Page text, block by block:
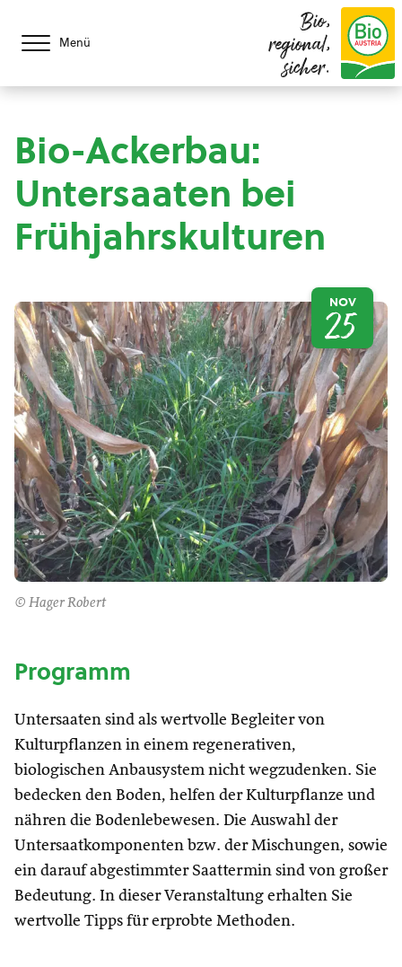
Menü
Bio,
regional,
sicher.
Bio-Ackerbau:
Untersaaten bei
Frühjahrskulturen
© Hager Robert
NOV
25
Programm
Untersaaten sind als wertvolle Begleiter von
Kulturpflanzen in einem regenerativen,
biologischen Anbausystem nicht wegzudenken. Sie
bedecken den Boden, helfen der Kulturpflanze und
nähren die Bodenlebewesen. Die Auswahl der
Untersaatkomponenten bzw. der Mischungen, sowie
ein darauf abgestimmter Saattermin sind von großer
Bedeutung. In dieser Veranstaltung erhalten Sie
wertvolle Tipps für erprobte Methoden.